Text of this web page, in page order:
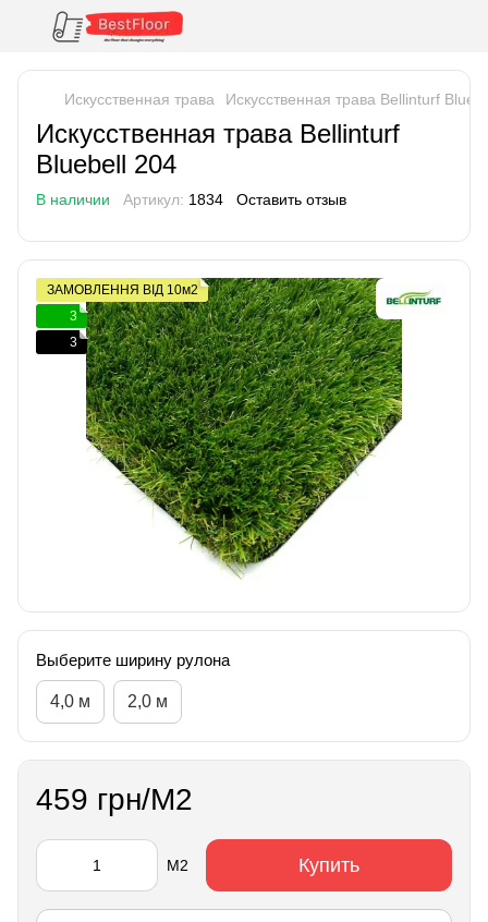
Искусственная трава Искусственная трава Bellinturf
Искусственная трава Bellinturf
Bluebell 204
В наличии Артикул: 1834 Оставить отзыв
ЗАМОВЛЕННЯ ВІД 10м2
3
3
Выберите ширину рулона
4,0 м 2,0 м
459 грн/М2
М2 Купить